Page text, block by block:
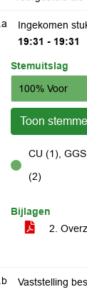
Ingekomen
19:31 - 19:31
Stemuitslag
100% Voor
Toon
voor
CU (1),
(2)
Bijlagen
2.
Vaststelling